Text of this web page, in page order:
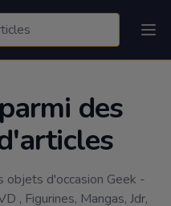
des
objets d'occasion Geek -
, Figurines, Mangas, Jdr,